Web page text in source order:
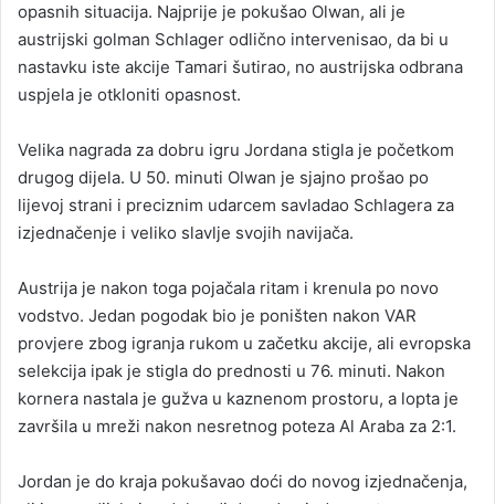
opasnih situacija. Najprije je pokušao Olwan, ali je
austrijski golman Schlager odlično intervenisao, da bi u
nastavku iste akcije Tamari šutirao, no austrijska odbrana
uspjela je otkloniti opasnost.
Velika nagrada za dobru igru Jordana stigla je početkom
drugog dijela. U 50. minuti Olwan je sjajno prošao po
lijevoj strani i preciznim udarcem savladao Schlagera za
izjednačenje i veliko slavlje svojih navijača.
Austrija je nakon toga pojačala ritam i krenula po novo
vodstvo. Jedan pogodak bio je poništen nakon VAR
provjere zbog igranja rukom u začetku akcije, ali evropska
selekcija ipak je stigla do prednosti u 76. minuti. Nakon
kornera nastala je gužva u kaznenom prostoru, a lopta je
završila u mreži nakon nesretnog poteza Al Araba za 2:1.
Jordan je do kraja pokušavao doći do novog izjednačenja,